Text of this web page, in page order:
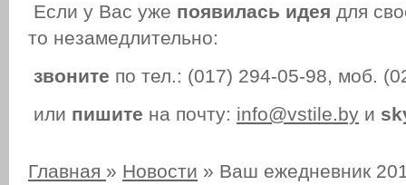
Если у Вас уже появилась идея для
то незамедлительно:
звоните по тел.: (017) 294-05-98, моб.
или пишите на почту: info@vstile.by и
Главная » Новости » Ваш ежедневник